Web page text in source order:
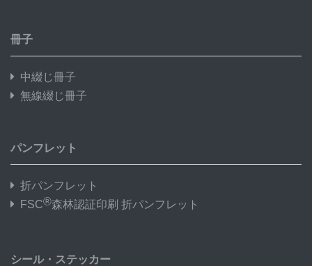
冊子
中綴じ冊子
無線綴じ冊子
パンフレット
折パンフレット
FSC®森林認証印刷 折パンフレット
シール・ステッカー